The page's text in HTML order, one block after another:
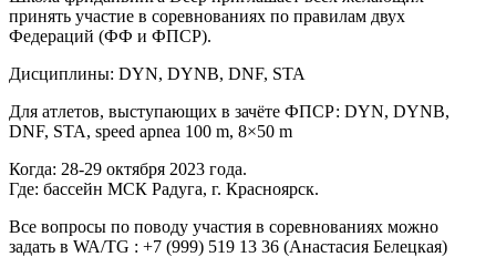
принять участие в соревнованиях по правилам двух
Федераций (ФФ и ФПСР).
Дисциплины: DYN, DYNB, DNF, STA
Для атлетов, выступающих в зачёте ФПСР: DYN, DYNB,
DNF, STA, speed apnea 100 m, 8×50 m
Когда: 28-29 октября 2023 года.
Где: бассейн МСК Радуга, г. Красноярск.
Все вопросы по поводу участия в соревнованиях можно
задать в WA/TG : +7 (999) 519 13 36 (Анастасия Белецкая)